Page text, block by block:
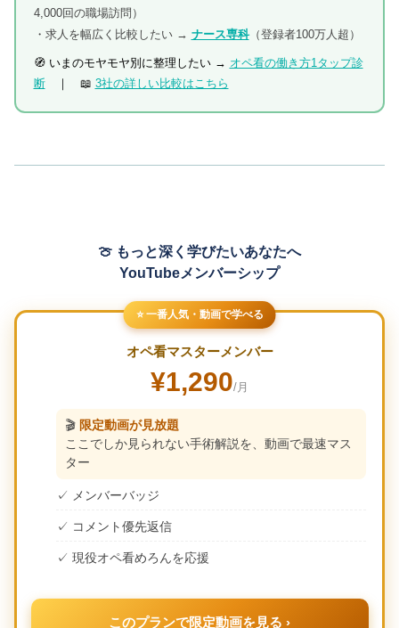
4,000回の職場訪問）
・求人を幅広く比較したい → ナース専科（登録者100万人超）
🧭 いまのモヤモヤ別に整理したい → オペ看の働き方1タップ診
断｜ 📖 3社の詳しい比較はこちら
🍈 もっと深く学びたいあなたへ
YouTubeメンバーシップ
⭐ 一番人気・動画で学べる
オペ看マスターメンバー
¥1,290/月
🎬 限定動画が見放題
ここでしか見られない手術解説を、動画で最速マス
ター
✓ メンバーバッジ
✓ コメント優先返信
✓ 現役オペ看めろんを応援
このプランで限定動画を見る ›